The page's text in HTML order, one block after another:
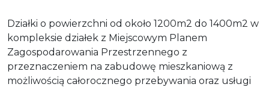
Działki o powierzchni od około 1200m2 do 1400m2 w
kompleksie działek z Miejscowym Planem
Zagospodarowania Przestrzennego z
przeznaczeniem na zabudowę mieszkaniową z
możliwością całorocznego przebywania oraz usługi